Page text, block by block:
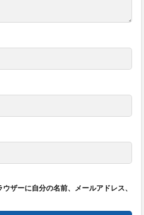
ザーに自分の名前、メールアドレス、